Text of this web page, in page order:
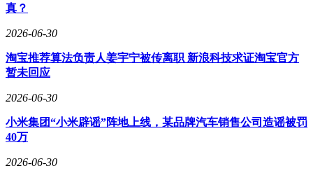
型案例。活动细则显示，东方甄选通过严格的健康筛查和公平
活动的重视。
真？
2026-06-30
淘宝推荐算法负责人姜宇宁被传离职 新浪科技求证淘宝官方
暂未回应
2026-06-30
小米集团“小米辟谣”阵地上线，某品牌汽车销售公司造谣被罚
40万
2026-06-30